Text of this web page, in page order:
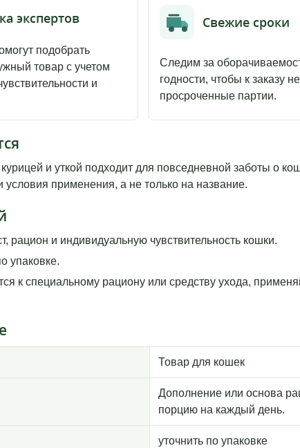
экспертов
подобрать
товар с учетом
и
Свежие сроки
Следим за
годности, чтобы к заказу
просроченные партии.
и уткой подходит для повседневной заботы о
применения, а не только на название.
рацион и индивидуальную чувствительность кошки.
упаковке.
к специальному рациону или средству ухода,
Товар для кошек
Дополнение или основа
порцию на каждый день.
уточнить по упаковке